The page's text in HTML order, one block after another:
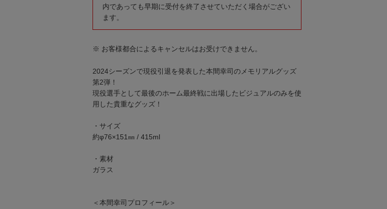
内であっても早期に受付を終了させていただく場合がござい
ます。
※ お客様都合によるキャンセルはお受けできません。
2024シーズンで現役引退を発表した本間幸司のメモリアルグッズ
第2弾！
現役選手として最後のホーム最終戦に出場したビジュアルのみを使
用した貴重なグッズ！
・サイズ
約φ76×151㎜ / 415ml
・素材
ガラス
＜本間幸司プロフィール＞